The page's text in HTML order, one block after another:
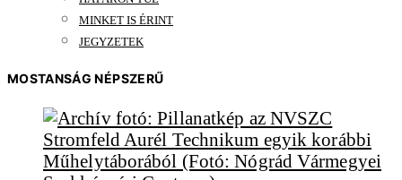
MINKET IS ÉRINT
JEGYZETEK
MOSTANSÁG NÉPSZERŰ